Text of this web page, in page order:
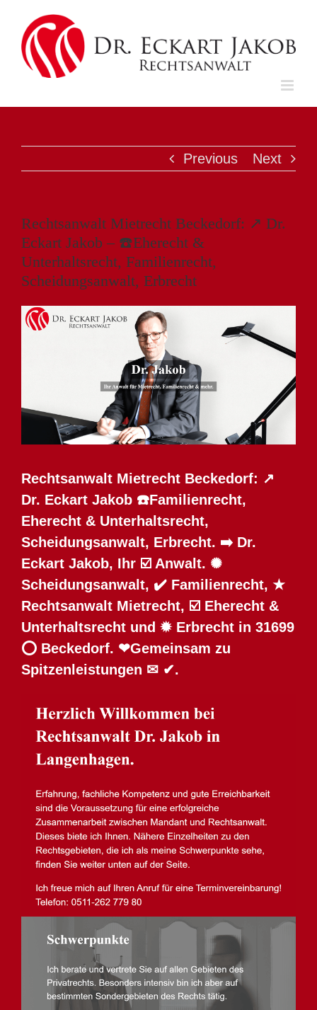
content
Previous Next
Rechtsanwalt Mietrecht Beckedorf: ↗️ Dr.
Eckart Jakob – ☎️Eherecht &
Unterhaltsrecht, Familienrecht,
Scheidungsanwalt, Erbrecht
Rechtsanwalt Mietrecht Beckedorf: ↗️
Dr. Eckart Jakob ☎️Familienrecht,
Eherecht & Unterhaltsrecht,
Scheidungsanwalt, Erbrecht. ➡️ Dr.
Eckart Jakob, Ihr ☑️ Anwalt. ✺
Scheidungsanwalt, ✔️ Familienrecht, ★
Rechtsanwalt Mietrecht, ☑️ Eherecht &
Unterhaltsrecht und ✹ Erbrecht in 31699
⭕ Beckedorf. ❤Gemeinsam zu
Spitzenleistungen ✉ ✔.